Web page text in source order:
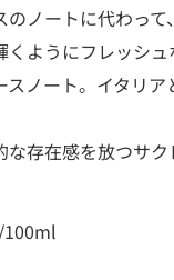
のノートに代わっ
くようにフレッシ
スノート。イタリア
な存在感を放つサ